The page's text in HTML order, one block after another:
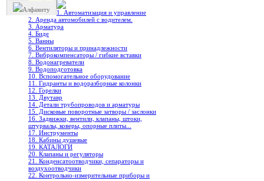
Алфавиту
1. Автоматизация и управление
2. Аренда автомобилей с водителем.
3. Арматура
4. Биде
5. Ванны
6. Вентиляторы и принадлежности
7. Виброкомпенсаторы / гибкие вставки
8. Водонагреватели
9. Водоподготовка
10. Вспомогательное оборудование
11. Гидранты и водоразборные колонки
12. Горелки
13. Двутавр
14. Детали трубопроводов и арматуры
15. Дисковые поворотные затворы / заслонки
16. Задвижки, вентили, клапаны, штоки,
штурвалы, коверы, опорные плиты...
17. Инструменты
18. Кабины душевые
19. КАТАЛОГИ
20. Клапаны и регуляторы
21. Конденсатоотводчики, сепараторы и
воздухоотводчики
22. Контрольно-измерительные приборы и